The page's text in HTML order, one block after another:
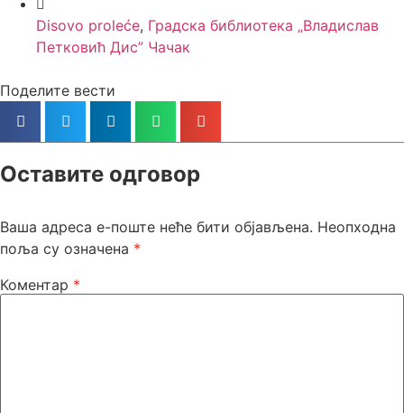
Disovo proleće, Градска библиотека „Владислав
Петковић Дис” Чачак
Поделите вести
Оставите одговор
Ваша адреса е-поште неће бити објављена. Неопходна
поља су означена *
Коментар *